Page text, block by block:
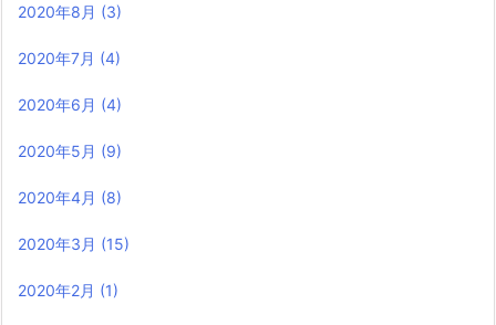
2020年8月 (3)
2020年7月 (4)
2020年6月 (4)
2020年5月 (9)
2020年4月 (8)
2020年3月 (15)
2020年2月 (1)